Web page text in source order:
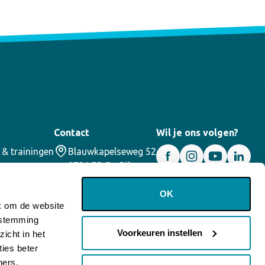
om de website
in het
beter
OK
Voorkeuren instellen
trainingen
Contact
Blauwkapelseweg 52
3731 ED De Bilt
030 – 2200355
Wil je ons volgen?